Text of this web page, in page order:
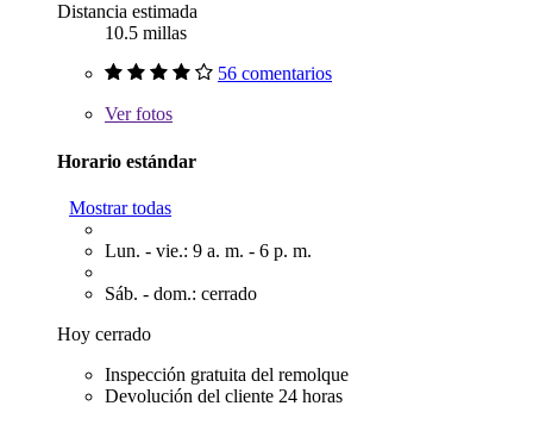
Distancia estimada
10.5 millas
56 comentarios
Verfotos
Horario estándar
Mostrar todas
Lun. - vie.: 9 a. m. - 6 p. m.
Sáb. - dom.: cerrado
Hoy cerrado
Inspección gratuita del remolque
Devolución del cliente 24 horas